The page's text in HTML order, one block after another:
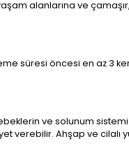
alanlarına ve
süresi öncesi en az 3
ve solunum
Ahşap ve cilalı